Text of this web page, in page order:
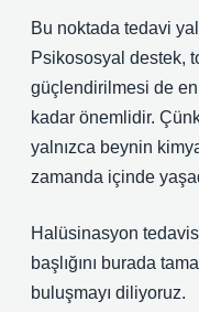
Bu noktada tedavi
Psikososyal destek,
güçlendirilmesi de
kadar önemlidir.
yalnızca beynin
zamanda içinde
Halüsinasyon
başlığını burada
buluşmayı diliyoruz.